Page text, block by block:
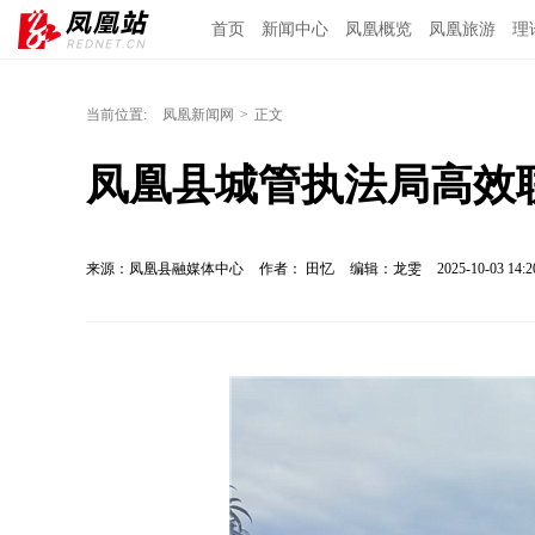
首页 新闻中心 凤凰概览 凤凰旅游 理
当前位置: 凤凰新闻网 > 正文
凤凰县城管执法局高效
来源：凤凰县融媒体中心 作者： 田忆 编辑：龙雯 2025-10-03